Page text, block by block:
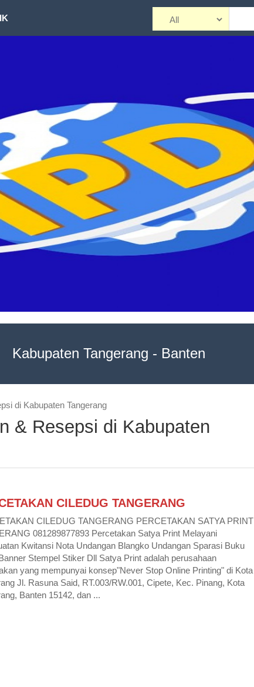
Kabupaten Tangerang - Banten
di Kabupaten Tangerang
& Resepsi di Kabupaten
CILEDUG TANGERANG
CILEDUG TANGERANG PERCETAKAN SATYA PRINT
081289877893 Percetakan Satya Print Melayani
Kwitansi Nota Undangan Blangko Undangan Sparasi Buku
Stempel Stiker Dll Satya Print adalah perusahaan
yang mempunyai konsep"Never Stop Online Printing" di Kota
Jl. Rasuna Said, RT.003/RW.001, Cipete, Kec. Pinang, Kota
Banten 15142, dan ...